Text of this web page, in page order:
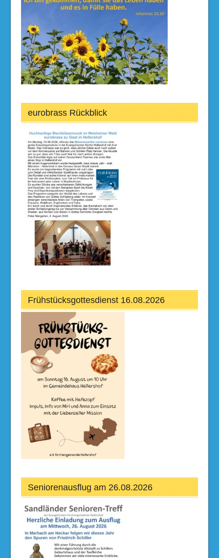
eurobrass Rückblick
Frühstücksgottesdienst 16.08.2026
Seniorenausflug am 26.08.2026